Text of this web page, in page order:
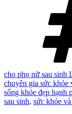
cho phụ nữ sau sinh
chuyên gia sức khỏe
sống khỏe đẹp hạnh
sau sinh, sức khỏe